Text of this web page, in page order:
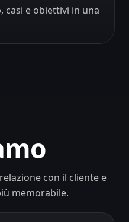
e obiettivi in una
con il cliente e
memorabile.